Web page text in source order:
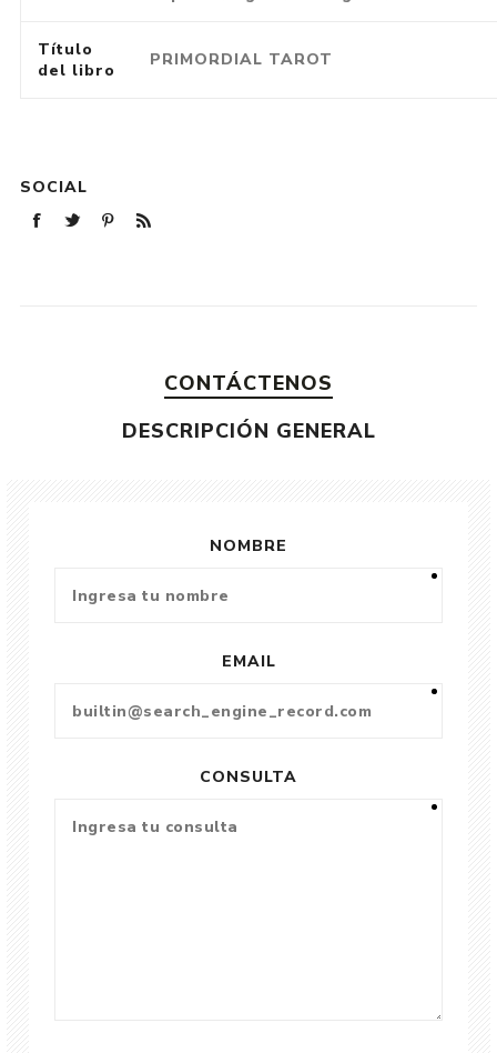
Título
del libro
PRIMORDIAL TAROT
SOCIAL
CONTÁCTENOS
DESCRIPCIÓN GENERAL
NOMBRE
EMAIL
CONSULTA